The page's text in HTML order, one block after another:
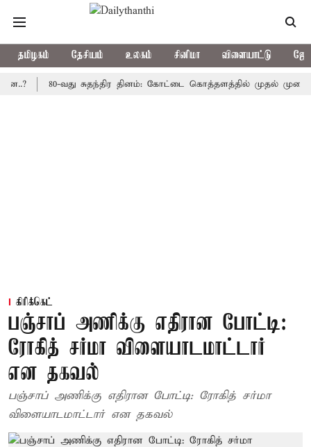
தமிழகம் தேசியம் உலகம் சினிமா விளையாட்டு
80-வது சுதந்திர தினம்: கோட்டை கொத்தளத்தில் முதல் முறையாக
கிரிக்கெட்
பஞ்சாப் அணிக்கு எதிரான போட்டி:
ரோகித் சர்மா விளையாடமாட்டார்
என தகவல்
பஞ்சாப் அணிக்கு எதிரான போட்டி: ரோகித் சர்மா
விளையாடமாட்டார் என தகவல்